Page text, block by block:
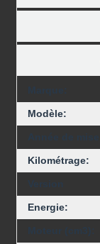
Modèle:
Kilométrage:
Energie: